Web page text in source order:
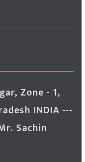
Zone - 1,
INDIA ---
Sachin